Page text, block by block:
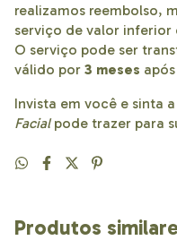
realizamos reembolso,
serviço de valor inferior
O serviço pode ser
válido por 3 meses
Invista em você e sinta
Facialpode trazer para
Produtos